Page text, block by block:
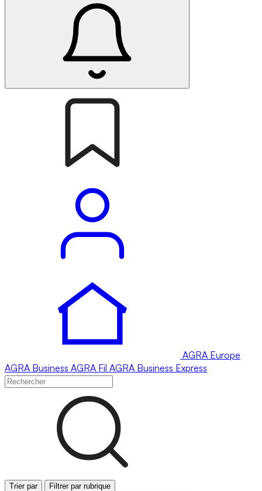
AGRA Europe
AGRA Business AGRA Fil AGRA Business Express
Trier par Filtrer par rubrique